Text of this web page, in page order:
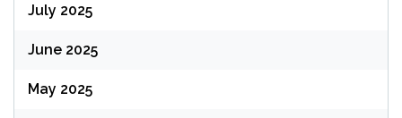
July 2025
June 2025
May 2025